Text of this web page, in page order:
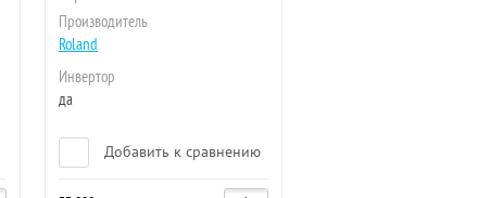
Производитель
Roland
Инвертор
да
Добавить к сравнению